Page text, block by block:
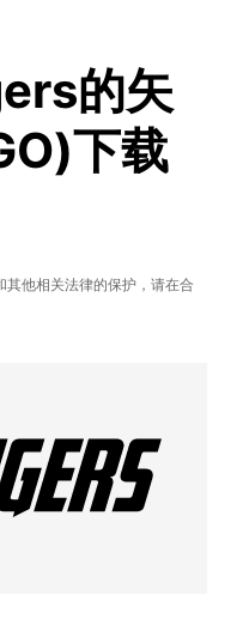
的矢
下载
他相关法律的保护，请在合